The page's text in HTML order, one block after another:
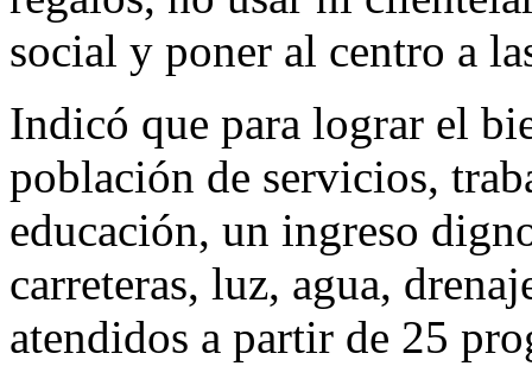
social y poner al centro a
Indicó que para lograr el
población de servicios,
educación, un ingreso
carreteras, luz, agua,
atendidos a partir de 25